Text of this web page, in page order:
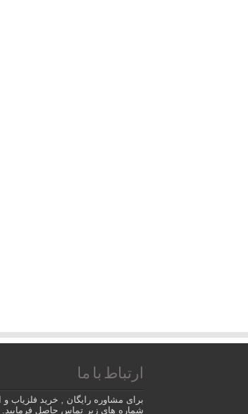
ارتباط با ما
برای مشاوره رایگان , خرید فلزیاب و
شماره های زیر تماس حاصل فرمایید.